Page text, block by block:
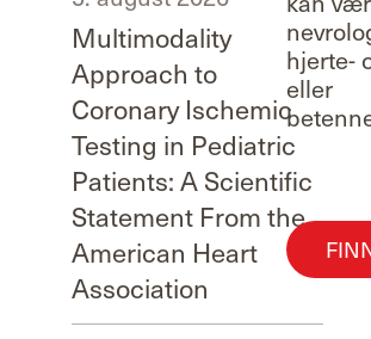
Multimodality
Approach to
Coronary Ischemic
Testing in Pediatric
Patients: A Scientific
Statement From the
American Heart
Association
hjerte-
eller